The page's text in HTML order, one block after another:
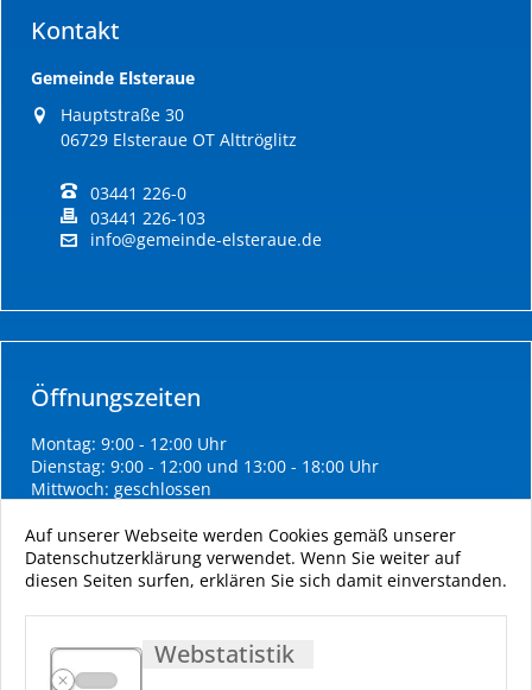
Auf unserer Webseite werden Cookies gemäß unserer
Datenschutzerklärung verwendet. Wenn Sie weiter auf
diesen Seiten surfen, erklären Sie sich damit einverstanden.
Webstatistik
Kontakt
Gemeinde Elsteraue
Hauptstraße 30
06729 Elsteraue OT Alttröglitz
03441 226-0
03441 226-103
info@gemeinde-elsteraue.de
Öffnungszeiten
Montag: 9:00 - 12:00 Uhr
Dienstag: 9:00 - 12:00 und 13:00 - 18:00 Uhr
Mittwoch: geschlossen
Freitag: 9:00 - 11:00 Uhr
Impressum